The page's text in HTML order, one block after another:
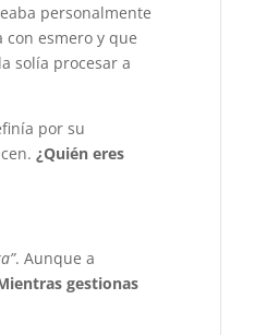
personalmente
con esmero y que
solía procesar a
por su
¿Quién eres
. Aunque a
gestionas